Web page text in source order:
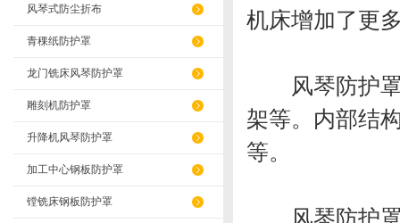
风琴式防尘折布
青稞纸防护罩
龙门铣床风琴防护罩
雕刻机防护罩
升降机风琴防护罩
加工中心钢板防护罩
镗铣床钢板防护罩
机床增加了更
风琴防护罩
架等。内部结
等。
风琴防护罩